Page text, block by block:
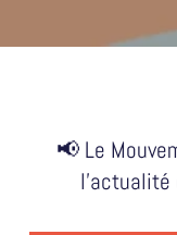
📢 Le
l'actualité